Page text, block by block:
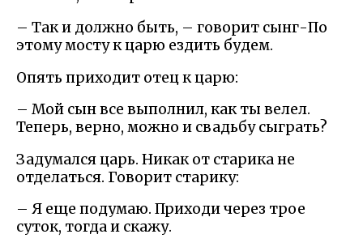
– Так и должно быть, – говорит сынг-По
этому мосту к царю ездить будем.
Опять приходит отец к царю:
– Мой сын все выполнил, как ты велел.
Теперь, верно, можно и свадьбу сыграть?
Задумался царь. Никак от старика не
отделаться. Говорит старику:
– Я еще подумаю. Приходи через трое
суток, тогда и скажу.